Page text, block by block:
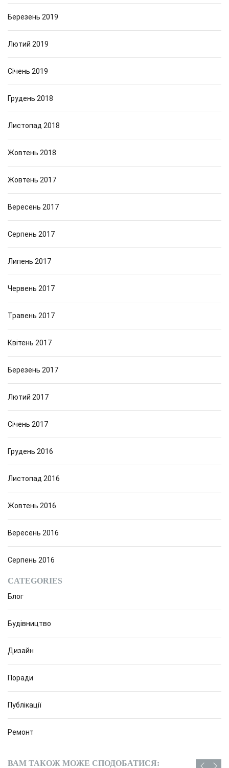
Березень 2019
Лютий 2019
Січень 2019
Грудень 2018
Листопад 2018
Жовтень 2018
Жовтень 2017
Вересень 2017
Серпень 2017
Липень 2017
Червень 2017
Травень 2017
Квітень 2017
Березень 2017
Лютий 2017
Січень 2017
Грудень 2016
Листопад 2016
Жовтень 2016
Вересень 2016
Серпень 2016
CATEGORIES
Блог
Будівництво
Дизайн
Поради
Публікації
Ремонт
ВАМ ТАКОЖ МОЖЕ СПОДОБАТИСЯ: